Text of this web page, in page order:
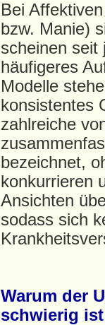
Bei
bzw. Manie)
scheinen seit
häufigeres
Modelle
konsistentes
zahlreiche
bezeichnet,
konkurrieren
Ansichten
sodass sich
Warum der
schwierig ist